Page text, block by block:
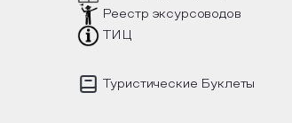
Реестр эксурсоводов
ТИЦ
Туристические Буклеты